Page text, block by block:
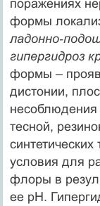
поражениях
формы
гипергидроз
формы –
дистонии,
несоблюдения
тесной,
условия для
флоры в
ее рН.